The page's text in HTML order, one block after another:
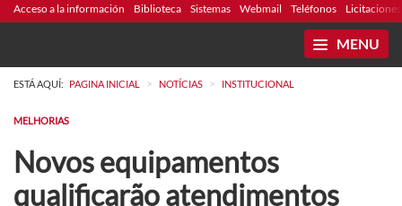
Acceso a la información Biblioteca Sistemas Webmail Teléfonos Licitaciones
MENU
ESTÁ AQUÍ: PAGINA INICIAL > NOTÍCIAS > INSTITUCIONAL
MELHORIAS
Novos equipamentos
qualificarão atendimentos